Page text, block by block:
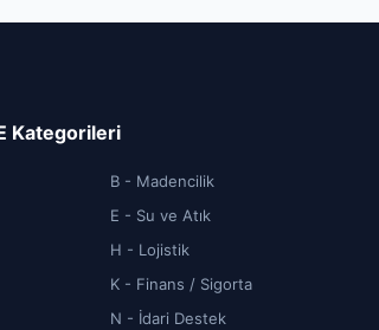
Kategorileri
B - Madencilik
E - Su ve Atık
H - Lojistik
K - Finans / Sigorta
N - İdari Destek